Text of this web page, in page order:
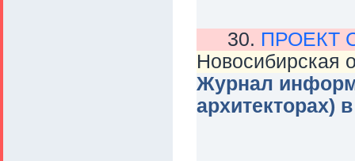
30. ПРОЕКТ
Новосибирская
Журнал
архитекторах)